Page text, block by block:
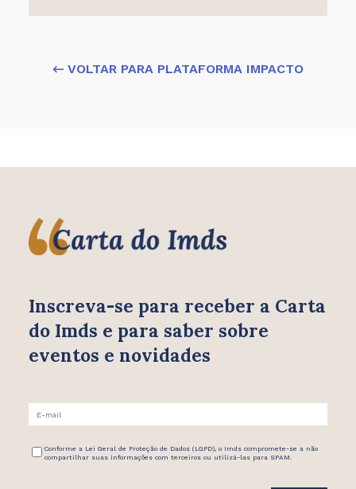
← VOLTAR PARA PLATAFORMA IMPACTO
Inscreva-se para receber a Carta
do Imds e para saber sobre
eventos e novidades
Conforme a Lei Geral de Proteção de Dados (LGPD), o Imds compromete-se a não
compartilhar suas informações com terceiros ou utilizá-las para SPAM.